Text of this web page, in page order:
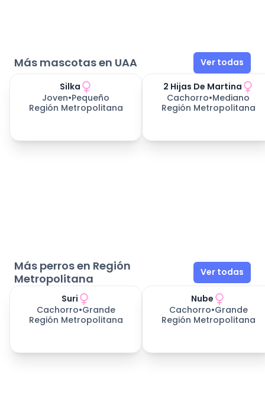
Más mascotas en UAA Ver todas
Silka
Joven•Pequeño
Región Metropolitana
2 Hijas De Martina
Cachorro•Mediano
Región Metropolitana
Más perros en Región
Metropolitana
Ver todas
Suri
Cachorro•Grande
Región Metropolitana
Nube
Cachorro•Grande
Región Metropolitana